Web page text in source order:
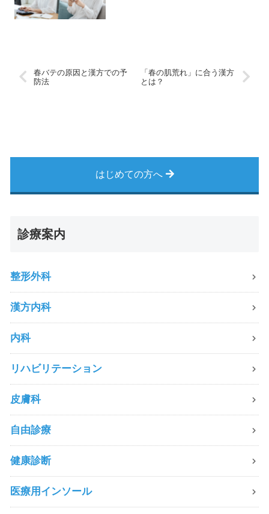
春バテの原因と漢方での予
防法
「春の肌荒れ」に合う漢方
とは？
はじめての方へ
診療案内
整形外科
漢方内科
内科
リハビリテーション
皮膚科
自由診療
健康診断
医療用インソール